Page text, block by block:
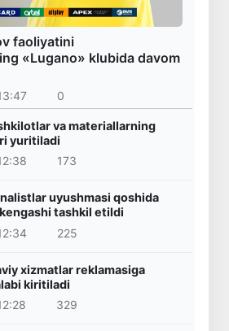
faoliyatini
«Lugano» klubida davom
0
va materiallarning
yuritiladi
173
uyushmasi qoshida
tashkil etildi
225
xizmatlar reklamasiga
kiritiladi
329